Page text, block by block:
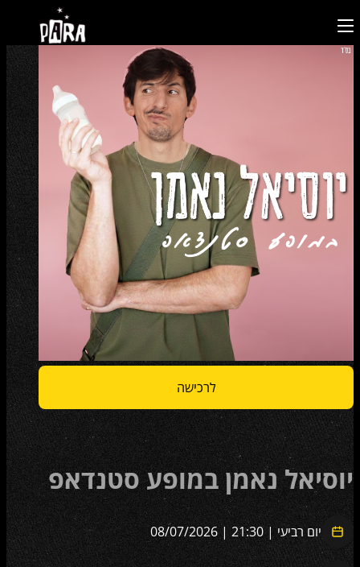
לרכישה
יוסיאל נאמן במופע סטנדאפ
יום רביעי | 21:30 | 08/07/2026